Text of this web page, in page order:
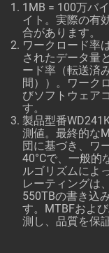
1MB = 100万バ
イト。実際の有
合があります。
ワークロード率
されたデータ量
ード率（転送済
間））。ワーク
びソフトウェア
す。
製品型番
測値。最終的な
団に基づき、ワ
40°Cで、一般的
ルゴリズムによ
レーティングは
550TBの書き込
す。MTBFおよ
測し、品質を保